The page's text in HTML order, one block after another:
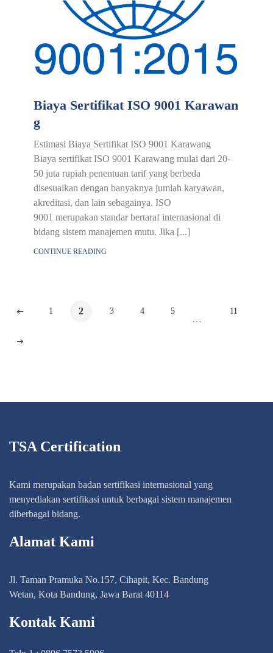
Biaya Sertifikat ISO 9001 Karawan
g
Estimasi Biaya Sertifikat ISO 9001 Karawang
Biaya sertifikat ISO 9001 Karawang mulai dari 20-
50 juta rupiah penentuan tarif yang berbeda
disesuaikan dengan banyaknya jumlah karyawan,
akreditasi, dan lain sebagainya. ISO
9001 merupakan standar bertaraf internasional di
bidang sistem manajemen mutu. Jika [...]
CONTINUE READING
1 2 3 4 5
…
11
TSA Certification
Kami merupakan badan sertifikasi internasional yang
menyediakan sertifikasi untuk berbagai sistem manajemen
diberbagai bidang.
Alamat Kami
Jl. Taman Pramuka No.157, Cihapit, Kec. Bandung
Wetan, Kota Bandung, Jawa Barat 40114
Kontak Kami